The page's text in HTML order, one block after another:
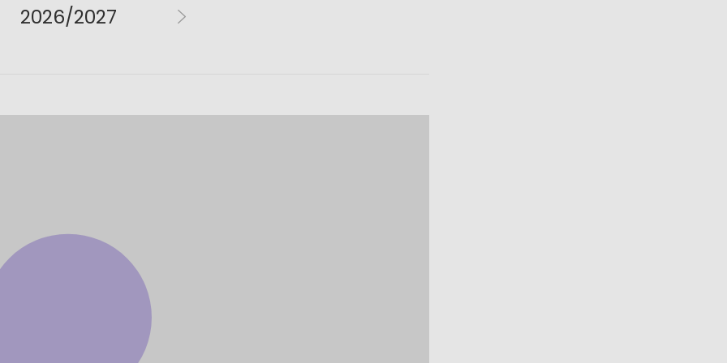
2026/2027